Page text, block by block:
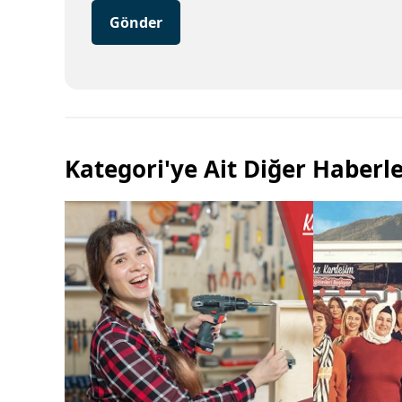
Gönder
Kategori'ye Ait Diğer